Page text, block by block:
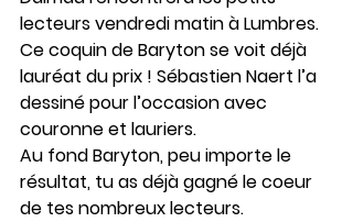
lecteurs vendredi matin à Lumbres.
Ce coquin de Baryton se voit déjà
lauréat du prix ! Sébastien Naert l’a
dessiné pour l’occasion avec
couronne et lauriers.
Au fond Baryton, peu importe le
résultat, tu as déjà gagné le coeur
de tes nombreux lecteurs.